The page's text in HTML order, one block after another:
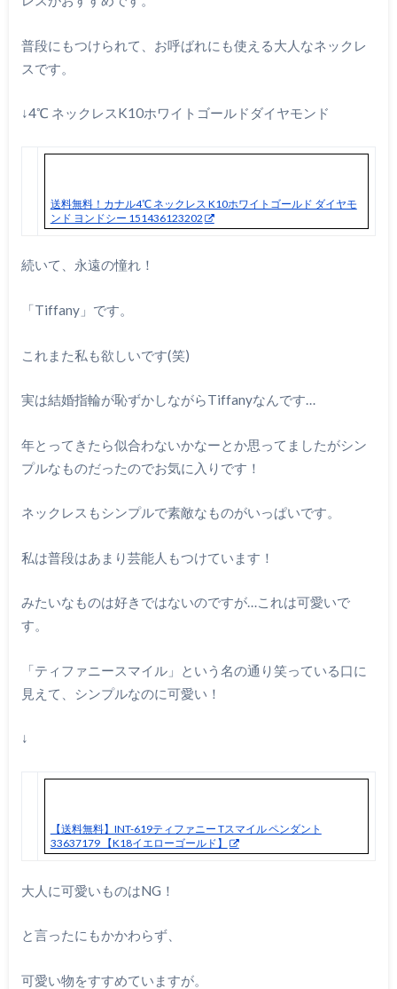
普段にもつけられて、お呼ばれにも使える大人なネックレ
スです。
↓4℃ ネックレスK10ホワイトゴールドダイヤモンド
送料無料！カナル4℃ ネックレス K10ホワイトゴールド ダイヤモ
ンド ヨンドシー 151436123202
続いて、永遠の憧れ！
「Tiffany」です。
これまた私も欲しいです(笑)
実は結婚指輪が恥ずかしながらTiffanyなんです…
年とってきたら似合わないかなーとか思ってましたがシン
プルなものだったのでお気に入りです！
ネックレスもシンプルで素敵なものがいっぱいです。
私は普段はあまり芸能人もつけています！
みたいなものは好きではないのですが…これは可愛いで
す。
「ティファニースマイル」という名の通り笑っている口に
見えて、シンプルなのに可愛い！
↓
【送料無料】INT-619ティファニー Tスマイル ペンダント
33637179 【K18イエローゴールド】
大人に可愛いものはNG！
と言ったにもかかわらず、
可愛い物をすすめていますが。